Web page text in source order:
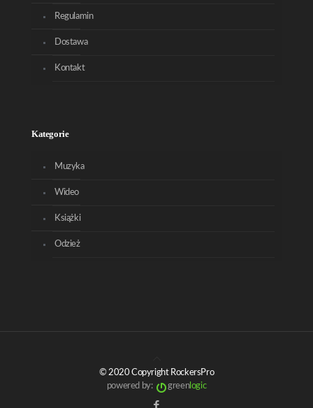
Regulamin
Dostawa
Kontakt
Kategorie
Muzyka
Wideo
Książki
Odzież
© 2020 Copyright RockersPro
powered by:
greenlogic